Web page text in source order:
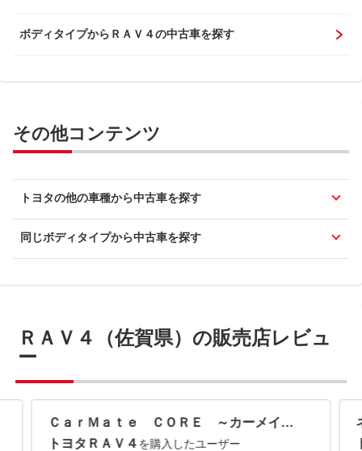
ボディタイプからＲＡＶ４の中古車を探す
その他コンテンツ
トヨタの他の車種から中古車を探す
同じボディタイプから中古車を探す
ＲＡＶ４（佐賀県）の販売店レビュ
ー
ＣａｒＭａｔｅ ＣＯＲＥ ～カーメイトコア～
トヨタＲＡＶ４ を購入したユーザー